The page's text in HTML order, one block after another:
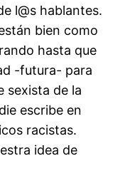
l@s hablantes.
bien como
hasta que
-futura- para
sexista de la
escribe en
racistas.
idea de